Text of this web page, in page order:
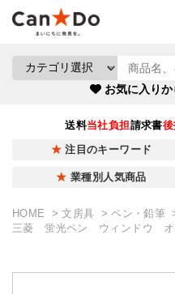
お気に入りか
送料当社負担請求書
注目のキーワード
業種別人気商品
HOME 文房具
ペン・鉛筆
三菱 蛍光ペン ウィンドウ オ